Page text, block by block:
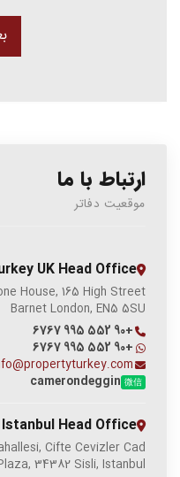
ارتباط با ما
موقعیت دفاتر
UK Head Office
House, 165 High Street,
Barnet London, EN5 5SU
+90 552 995 6767
+90 552 995 6767
微信
camerondeggin
Head Office
Cifte Cevizler Cad.,
34382 Sisli, Istanbul